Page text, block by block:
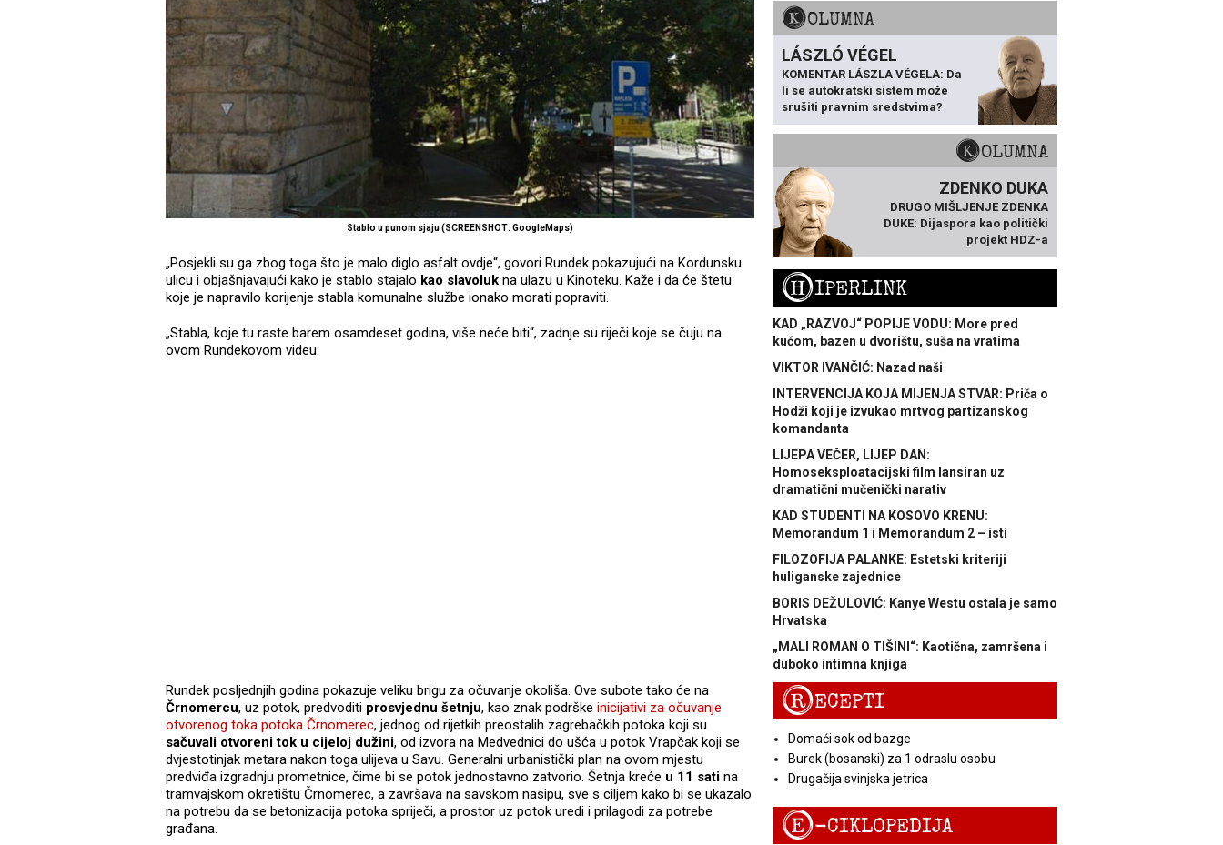
Stablo u punom sjaju (SCREENSHOT: GoogleMaps)
„Posjekli su ga zbog toga što je malo diglo asfalt ovdje“, govori Rundek pokazujući na Kordunsku
ulicu i objašnjavajući kako je stablo stajalo kao slavoluk na ulazu u Kinoteku. Kaže i da će štetu
koje je napravilo korijenje stabla komunalne službe ionako morati popraviti.
„Stabla, koje tu raste barem osamdeset godina, više neće biti“, zadnje su riječi koje se čuju na
ovom Rundekovom videu.
Rundek posljednjih godina pokazuje veliku brigu za očuvanje okoliša. Ove subote tako će na
Črnomercu, uz potok, predvoditi prosvjednu šetnju, kao znak podrške inicijativi za očuvanje
otvorenog toka potoka Črnomerec, jednog od rijetkih preostalih zagrebačkih potoka koji su
sačuvali otvoreni tok u cijeloj dužini, od izvora na Medvednici do ušća u potok Vrapčak koji se
dvjestotinjak metara nakon toga ulijeva u Savu. Generalni urbanistički plan na ovom mjestu
predviđa izgradnju prometnice, čime bi se potok jednostavno zatvorio. Šetnja kreće u 11 sati na
tramvajskom okretištu Črnomerec, a završava na savskom nasipu, sve s ciljem kako bi se ukazalo
na potrebu da se betonizacija potoka spriječi, a prostor uz potok uredi i prilagodi za potrebe
građana.
KOLUMNA
LÁSZLÓ VÉGEL
KOMENTAR LÁSZLA VÉGELA: Da
li se autokratski sistem može
srušiti pravnim sredstvima?
KOLUMNA
ZDENKO DUKA
DRUGO MIŠLJENJE ZDENKA
DUKE: Dijaspora kao politički
projekt HDZ-a
HIPERLINK
KAD „RAZVOJ“ POPIJE VODU: More pred
kućom, bazen u dvorištu, suša na vratima
VIKTOR IVANČIĆ: Nazad naši
INTERVENCIJA KOJA MIJENJA STVAR: Priča o
Hodži koji je izvukao mrtvog partizanskog
komandanta
LIJEPA VEČER, LIJEP DAN:
Homoseksploatacijski film lansiran uz
dramatični mučenički narativ
KAD STUDENTI NA KOSOVO KRENU:
Memorandum 1 i Memorandum 2 – isti
FILOZOFIJA PALANKE: Estetski kriteriji
huliganske zajednice
BORIS DEŽULOVIĆ: Kanye Westu ostala je samo
Hrvatska
„MALI ROMAN O TIŠINI“: Kaotična, zamršena i
duboko intimna knjiga
RECEPTI
Domaći sok od bazge
Burek (bosanski) za 1 odraslu osobu
Drugačija svinjska jetrica
E-CIKLOPEDIJA